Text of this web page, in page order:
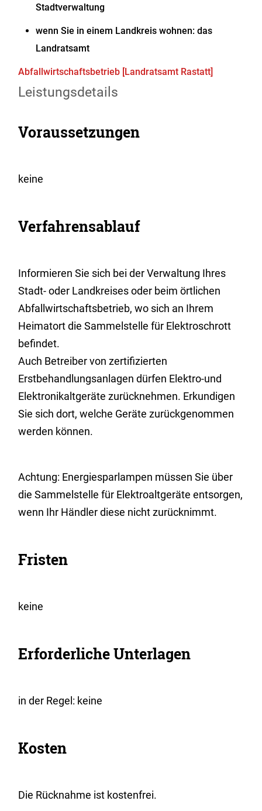
Stadtverwaltung
wenn Sie in einem Landkreis wohnen: das
Landratsamt
Abfallwirtschaftsbetrieb [Landratsamt Rastatt]
Leistungsdetails
Voraussetzungen
keine
Verfahrensablauf
Informieren Sie sich bei der Verwaltung Ihres
Stadt- oder Landkreises oder beim örtlichen
Abfallwirtschaftsbetrieb, wo sich an Ihrem
Heimatort die Sammelstelle für Elektroschrott
befindet.
Auch Betreiber von zertifizierten
Erstbehandlungsanlagen dürfen Elektro-und
Elektronikaltgeräte zurücknehmen. Erkundigen
Sie sich dort, welche Geräte zurückgenommen
werden können.
Achtung: Energiesparlampen müssen Sie über
die Sammelstelle für Elektroaltgeräte entsorgen,
wenn Ihr Händler diese nicht zurücknimmt.
Fristen
keine
Erforderliche Unterlagen
in der Regel: keine
Kosten
Die Rücknahme ist kostenfrei.